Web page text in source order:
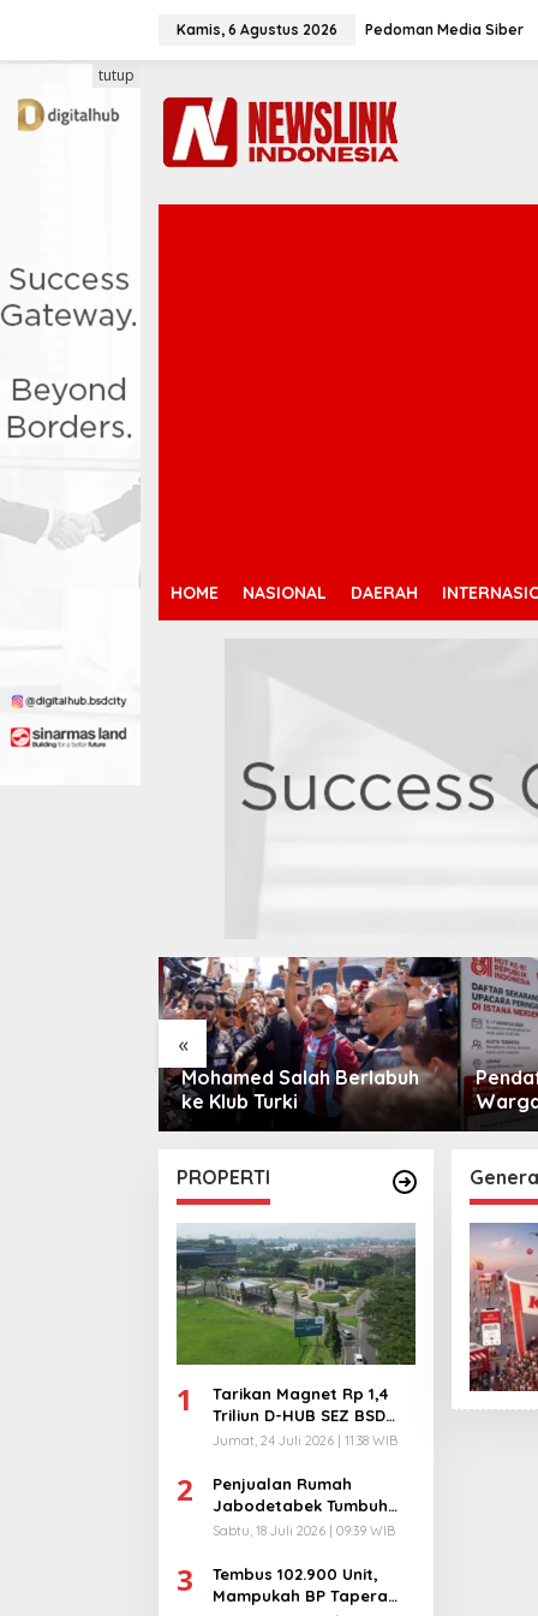
Kamis, 6 Agustus 2026 Pedoman Media Siber
HOME NASIONAL DAERAH
tutup
«
Mohamed Salah Berlabuh
ke Klub Turki
PROPERTI
1
Tarikan Magnet Rp 1,4
Triliun D-HUB SEZ BSD
City, Buka 1736
Jumat, 24 Juli 2026 | 11:38 WIB
2
Penjualan Rumah
Jabodetabek Tumbuh
94%! Developer
Ekstra
Sabtu, 18 Juli 2026 | 09:39 WIB
3
Tembus 102.900 Unit,
Mampukah BP Tapera